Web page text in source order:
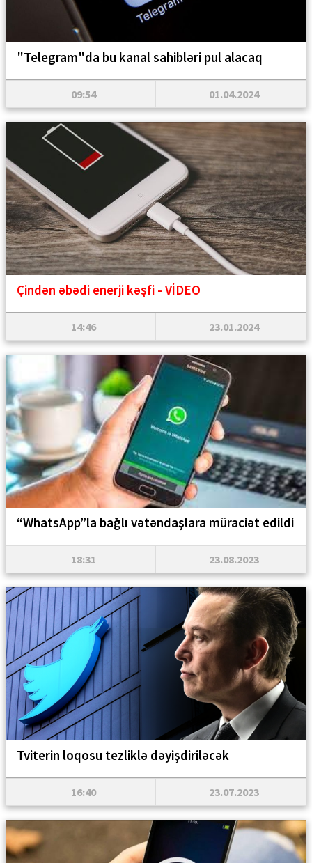
"Telegram"da bu kanal sahibləri pul alacaq
09:54 01.04.2024
Çindən əbədi enerji kəşfi - VİDEO
14:46 23.01.2024
“WhatsApp”la bağlı vətəndaşlara müraciət edildi
18:31 23.08.2023
Tviterin loqosu tezliklə dəyişdiriləcək
16:40 23.07.2023